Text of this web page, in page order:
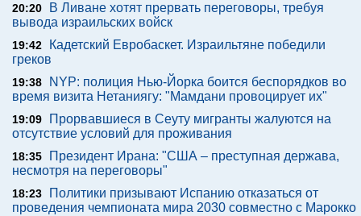
20:20
В Ливане хотят прервать переговоры, требуя
вывода израильских войск
19:42
Кадетский Евробаскет. Израильтяне победили
греков
19:38
NYP: полиция Нью-Йорка боится беспорядков во
время визита Нетаниягу: "Мамдани провоцирует их"
19:09
Прорвавшиеся в Сеуту мигранты жалуются на
отсутствие условий для проживания
18:35
Президент Ирана: "США – преступная держава,
несмотря на переговоры"
18:23
Политики призывают Испанию отказаться от
проведения чемпионата мира 2030 совместно с Марокко